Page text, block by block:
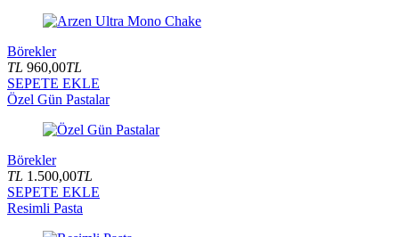
Börekler
TL 960,00TL
SEPETE EKLE
Özel Gün Pastalar
Börekler
TL 1.500,00TL
SEPETE EKLE
Resimli Pasta